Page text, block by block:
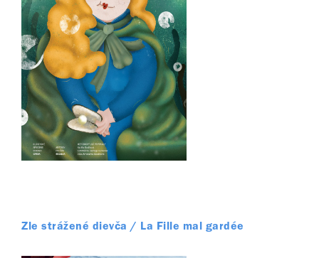
Zle strážené dievča / La Fille mal gardée